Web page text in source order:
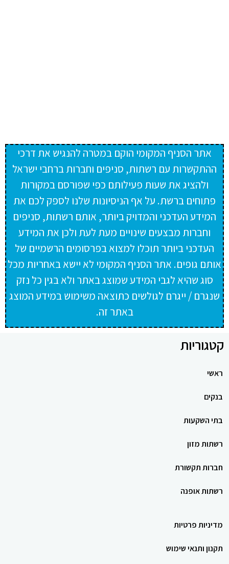
אתר הסניף המקומי הוקם במטרה להנגיש את דרכי
ההתקשרות עם רשתות, סניפים וחברות ברחבי ישראל
ולהציג את שעות פעילותם כפי שפורסם במקורות
פתוחים ברשת. על אף הניסיונות שלנו לספק לכם את
המידע העדכני והמדויק ביותר, אותם רשתות, סניפים
וחברות מבצעים שינויים מעת לעת ולכן את המידע
העדכני ביותר תוכלו למצוא בפרסומים הרשמיים של
אותם גופים. אתר הסניף המקומי לא יישא באחריות מכל
סוג שהיא לגבי המידע שמוצג באתר ולא בגין כל נזק
שנגרם / ייגרם לגולשים כתוצאה משימוש במידע המוצג
באתר זה.
קטגוריות
ראשי
בנקים
בתי השקעות
רשתות מזון
חברות תקשורת
רשתות אופנה
מדיניות פרטיות
תקנון ותנאי שימוש